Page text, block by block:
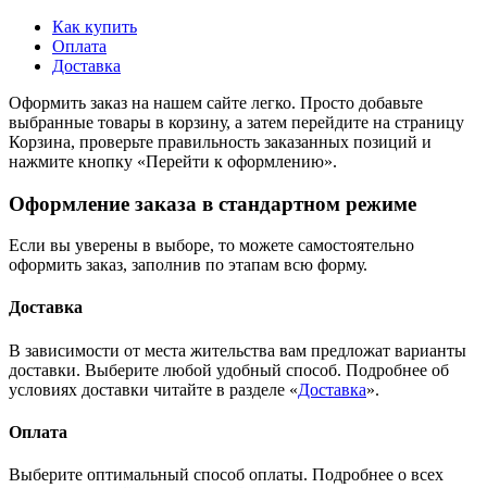
Как купить
Оплата
Доставка
Оформить заказ на нашем сайте легко. Просто добавьте
выбранные товары в корзину, а затем перейдите на страницу
Корзина, проверьте правильность заказанных позиций и
нажмите кнопку «Перейти к оформлению».
Оформление заказа в стандартном режиме
Если вы уверены в выборе, то можете самостоятельно
оформить заказ, заполнив по этапам всю форму.
Доставка
В зависимости от места жительства вам предложат варианты
доставки. Выберите любой удобный способ. Подробнее об
условиях доставки читайте в разделе «Доставка».
Оплата
Выберите оптимальный способ оплаты. Подробнее о всех